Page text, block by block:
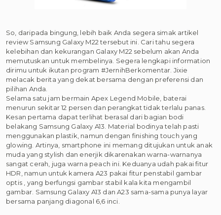
So, daripada bingung, lebih baik Anda segera simak artikel
review Samsung Galaxy M22 tersebut ini. Cari tahu segera
kelebihan dan kekurangan Galaxy M22 sebelum akan Anda
memutuskan untuk membelinya. Segera lengkapi information
dirimu untuk ikutan program #JernihBerkomentar. Jixie
melacak berita yang dekat bersama dengan preferensi dan
pilihan Anda.
Selama satu jam bermain Apex Legend Mobile, baterai
menurun sekitar 12 persen dan perangkat tidak terlalu panas.
Kesan pertama dapat terlihat berasal dari bagian bodi
belakang Samsung Galaxy A13. Material bodinya telah pasti
menggunakan plastik, namun dengan finishing touch yang
glowing. Artinya, smartphone ini memang ditujukan untuk anak
muda yang stylish dan enerjik dikarenakan warna-warnanya
sangat cerah, juga warna peach ini. Keduanya udah pakai fitur
HDR, namun untuk kamera A23 pakai fitur penstabil gambar
optis , yang berfungsi gambar stabil kala kita mengambil
gambar. Samsung Galaxy A13 dan A23 sama-sama punya layar
bersama panjang diagonal 6,6 inci.